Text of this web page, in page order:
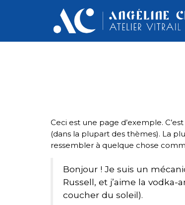
Ceci est une page d’exemple.
(dans la plupart des thèmes). La
ressembler à quelque chose
Bonjour ! Je suis un
Russell, et j’aime la
coucher du soleil).